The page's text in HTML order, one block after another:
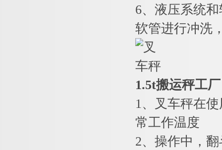
6、液压系统
软管进行冲洗
1.5t搬运秤工
1、叉车秤在
常工作温度
2、操作中，